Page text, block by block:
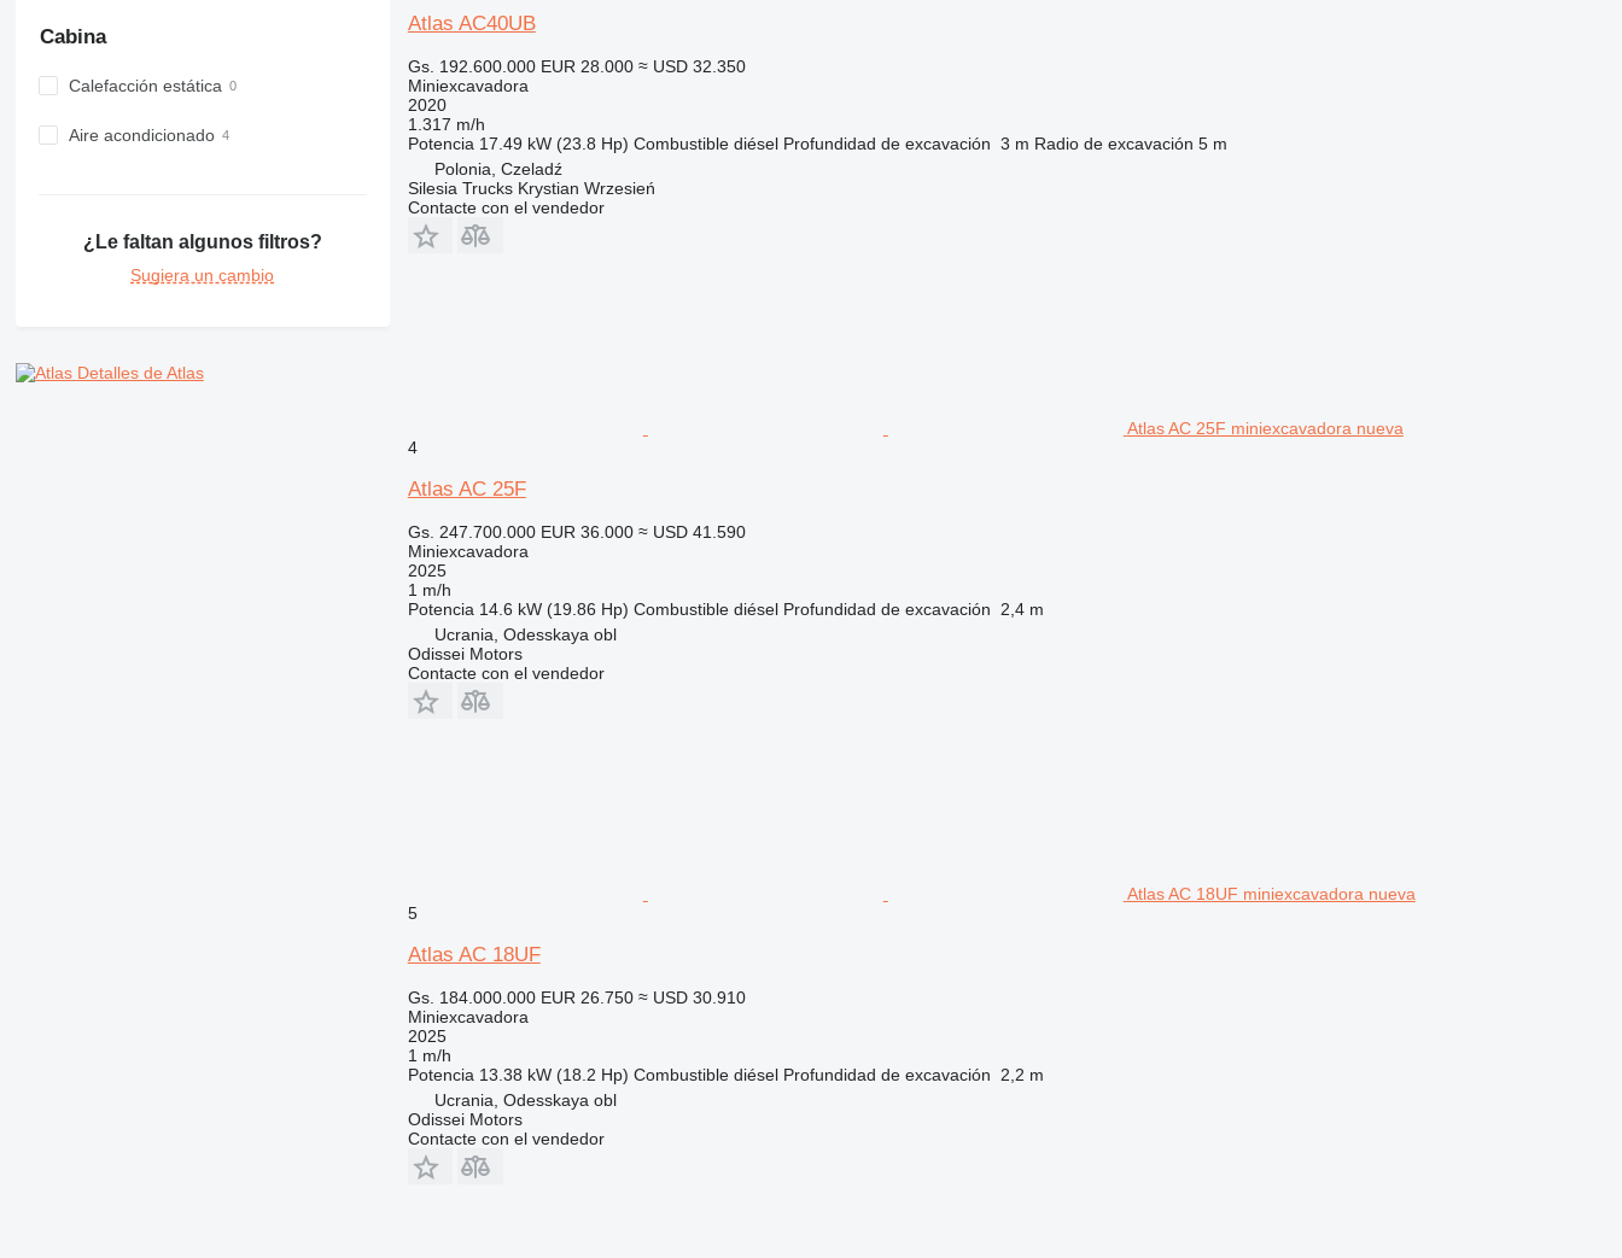
Cabina
Calefacción estática
Aire acondicionado
¿Le faltan algunos filtros?
Sugiera un cambio
Detalles de Atlas
Atlas AC40UB
Gs. 192.600.000 EUR 28.000 ≈ USD 32.350
Miniexcavadora
2020
1.317 m/h
Potencia 17.49 kW (23.8 Hp) Combustible diésel Profundidad de excavación 3 m Radio de excavación 5 m
Polonia, Czeladź
Silesia Trucks Krystian Wrzesień
Contacte con el vendedor
Atlas AC 25F miniexcavadora nueva
4
Atlas AC 25F
Gs. 247.700.000 EUR 36.000 ≈ USD 41.590
Miniexcavadora
2025
1 m/h
Potencia 14.6 kW (19.86 Hp) Combustible diésel Profundidad de excavación
2,4 m
Ucrania, Odesskaya obl
Odissei Motors
Contacte con el vendedor
Atlas AC 18UF miniexcavadora nueva
5
Atlas AC 18UF
Gs. 184.000.000 EUR 26.750 ≈ USD 30.910
Miniexcavadora
2025
1 m/h
Potencia 13.38 kW (18.2 Hp) Combustible diésel Profundidad de excavación
2,2 m
Ucrania, Odesskaya obl
Odissei Motors
Contacte con el vendedor